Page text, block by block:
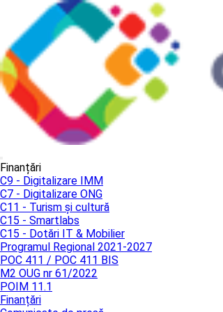
Finanțări
C9 - Digitalizare IMM
C7 - Digitalizare ONG
C11 - Turism și cultură
C15 - Smartlabs
C15 - Dotări IT & Mobilier
Programul Regional 2021-2027
POC 411 / POC 411 BIS
M2 OUG nr 61/2022
POIM 11.1
Finanțări